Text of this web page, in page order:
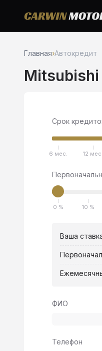
Главная›Автокредит
Mitsubishi
Срок
6 мес. 12 мес.
0 % 10 %
Ваша
ФИО
Телефон